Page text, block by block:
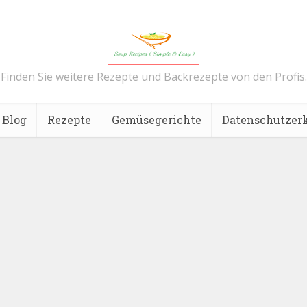
Finden Sie weitere Rezepte und Backrezepte von den Profis.
Blog Rezepte Gemüsegerichte